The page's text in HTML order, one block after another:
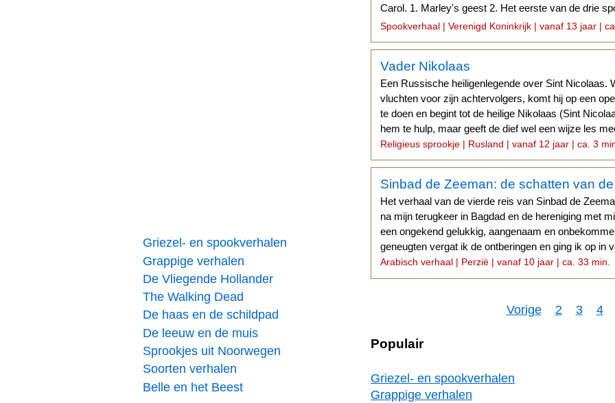
Griezel- en spookverhalen
Grappige verhalen
De Vliegende Hollander
The Walking Dead
De haas en de schildpad
De leeuw en de muis
Sprookjes uit Noorwegen
Soorten verhalen
Belle en het Beest
Carol. 1. Marley's geest 2. Het eerste van de drie
de drie spoken 4.
Spookverhaal | Verenigd Koninkrijk | vanaf 13 jaar |
Vader Nikolaas
Een Russische heiligenlegende over Sint Nicolaas.
vluchten voor zijn achtervolgers, komt hij op een
te doen en begint tot de heilige Nikolaas (Sint
hem te hulp, maar geeft de dief wel een wijze les
Religieus sprookje | Rusland | vanaf 12 jaar | ca. 3
Sinbad de Zeeman: de schatten van
Het verhaal van de vierde reis van Sinbad de
na mijn terugkeer in Bagdad en de hereniging met
een ongekend gelukkig, aangenaam en
geneugten vergat ik de ontberingen en ging ik op in
Arabisch verhaal | Perzië | vanaf 10 jaar | ca. 33 min.
Vorige 2 3 4
Populair
Griezel- en spookverhalen
Grappige verhalen